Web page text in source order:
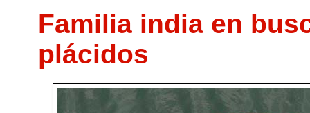
Familia india en
plácidos